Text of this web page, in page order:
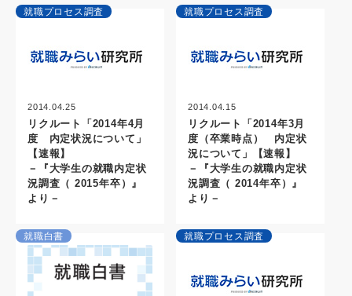
就職プロセス調査
2014.04.25
リクルート「2014年4月
度 内定状況について」
【速報】
－『大学生の就職内定状
況調査（ 2015年卒）』
より－
就職プロセス調査
2014.04.15
リクルート「2014年3月
度（卒業時点） 内定状
況について」【速報】
－『大学生の就職内定状
況調査（ 2014年卒）』
より－
就職白書 就職プロセス調査